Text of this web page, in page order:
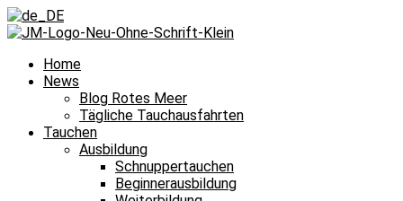
Home
News
Blog Rotes Meer
Tägliche Tauchausfahrten
Tauchen
Ausbildung
Schnuppertauchen
Beginnerausbildung